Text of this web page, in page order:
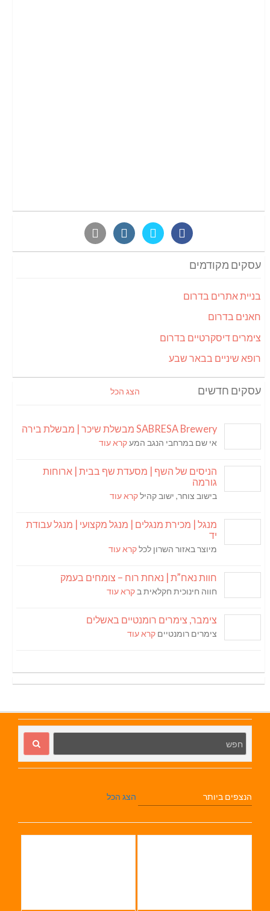
עסקים מקודמים
בניית אתרים בדרום
חאנים בדרום
צימרים דיסקרטיים בדרום
רופא שיניים בבאר שבע
עסקים חדשים הצג הכל
SABRESA Brewery מבשלת שיכר | מבשלת בירה
אי שם במרחבי הנגב המעקרא עוד
הניסים של השף | מסעדת שף בבית | ארוחות
גורמה
בישוב צוחר, ישוב קהילקרא עוד
מנגל | מכירת מנגלים | מנגל מקצועי | מנגל עבודת
יד
מיוצר באזור השרון לכלקרא עוד
חוות נאח”ת | נאחת רוח – צומחים בעמק
חווה חינוכית חקלאית ב קרא עוד
צימבר, צימרים רומנטיים באשלים
צימרים רומנטיים קרא עוד
הנצפים ביותר הצג הכל